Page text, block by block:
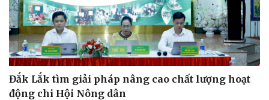
Đắk Lắk tìm giải pháp nâng cao chất lượng hoạt
động chi Hội Nông dân